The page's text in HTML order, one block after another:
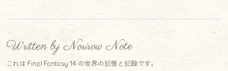
Written by Norirow Note
これは Final Fantasy 14 の世界の記憶と記録です。